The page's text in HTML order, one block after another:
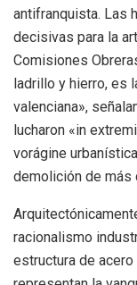
antifranquista. Las
decisivas para la
Comisiones
ladrillo y hierro, es
valenciana»,
lucharon «in
vorágine
demolición de más
racionalismo
estructura de